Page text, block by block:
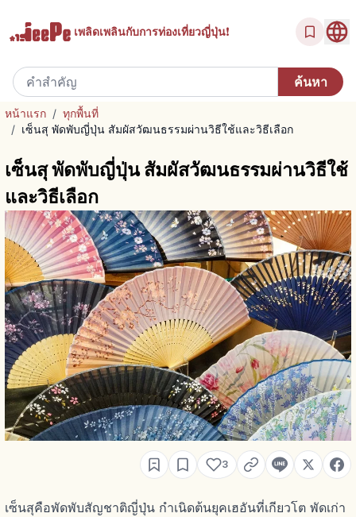
เพลิดเพลินกับการท่องเที่ยวญี่ปุ่น!
หน้าแรก / ทุกพื้นที่
/ เซ็นสุ พัดพับญี่ปุ่น สัมผัสวัฒนธรรมผ่านวิธีใช้และวิธีเลือก
เซ็นสุ พัดพับญี่ปุ่น สัมผัสวัฒนธรรมผ่านวิธีใช้
และวิธีเลือก
3
เซ็นสุคือพัดพับสัญชาติญี่ปุ่น กำเนิดต้นยุคเฮอันที่เกียวโต พัดเก่า